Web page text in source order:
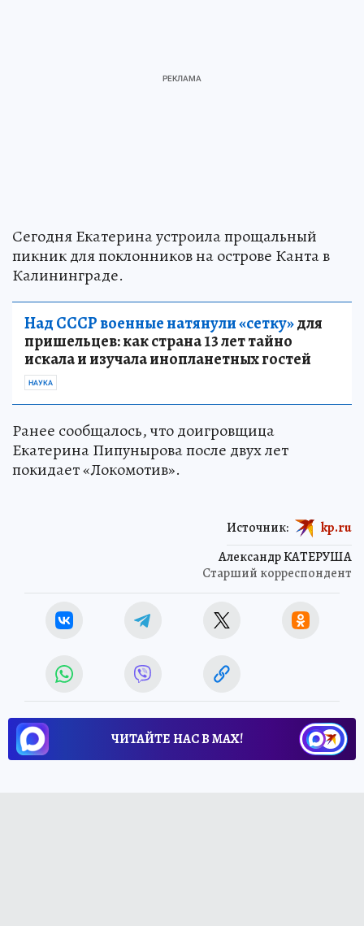
Сегодня Екатерина устроила прощальный
пикник для поклонников на острове Канта в
Калининграде.
Над СССР военные натянули «сетку»для
пришельцев: как страна 13 лет тайно
искала и изучала инопланетных гостей
НАУКА
Ранее сообщалось, что доигровщица
Екатерина Пипунырова после двух лет
покидает «Локомотив».
Александр КАТЕРУША
Старший корреспондент
Источник: kp.ru
ЧИТАЙТЕ НАС В МАХ!